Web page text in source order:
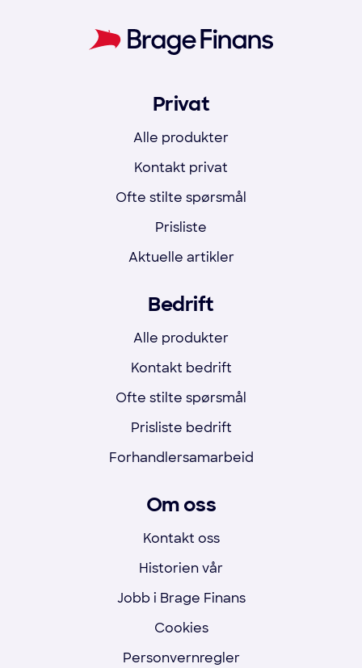
Privat
Alle produkter
Kontakt privat
Ofte stilte spørsmål
Prisliste
Aktuelle artikler
Bedrift
Alle produkter
Kontakt bedrift
Ofte stilte spørsmål
Prisliste bedrift
Forhandlersamarbeid
Om oss
Kontakt oss
Historien vår
Jobb i Brage Finans
Cookies
Personvernregler